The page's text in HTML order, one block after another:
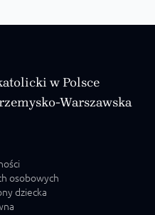
w Polsce
Warszawska
osobowych
dziecka